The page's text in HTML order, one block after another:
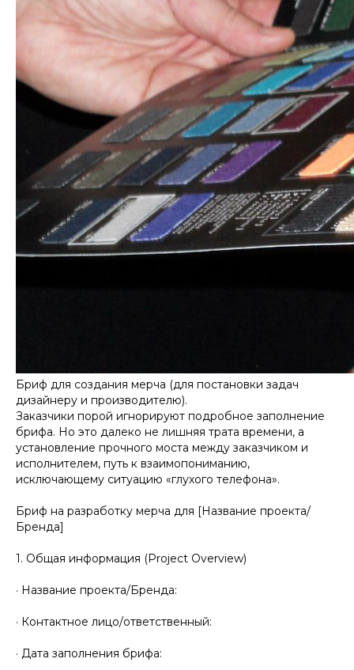
Бриф для создания мерча (для постановки задач
дизайнеру и производителю).
Заказчики порой игнорируют подробное заполнение
брифа. Но это далеко не лишняя трата времени, а
установление прочного моста между заказчиком и
исполнителем, путь к взаимопониманию,
исключающему ситуацию «глухого телефона».
Бриф на разработку мерча для [Название проекта/
Бренда]
1. Общая информация (Project Overview)
· Название проекта/Бренда:
· Контактное лицо/ответственный:
· Дата заполнения брифа: